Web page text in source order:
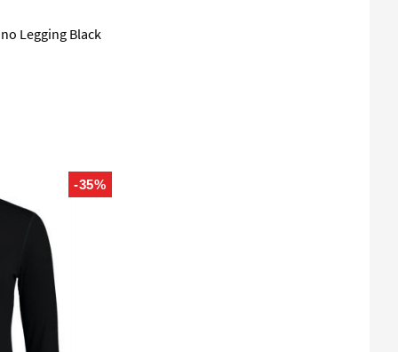
Legging Black
-35%